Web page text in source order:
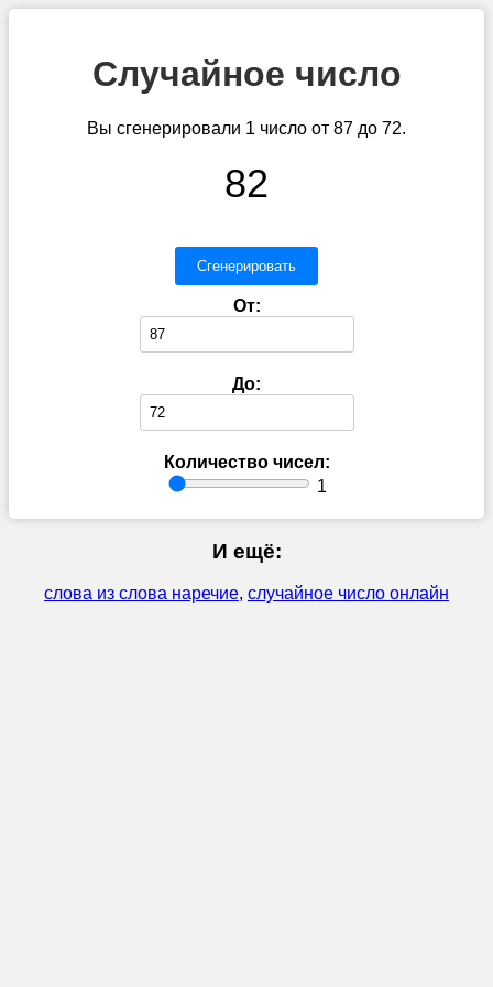
Случайное число
Вы сгенерировали 1 число от 87 до 72.
82
Сгенерировать
От:
До:
Количество чисел:
1
И ещё:
слова из слова наречие, случайное число онлайн